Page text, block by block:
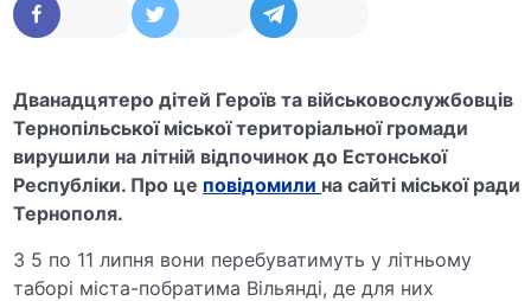
Дванадцятеро дітей Героїв та військовослужбовців
Тернопільської міської територіальної громади
вирушили на літній відпочинок до Естонської
Республіки. Про це повідомили на сайті міської ради
Тернополя.
З 5 по 11 липня вони перебуватимуть у літньому
таборі міста-побратима Вільянді, де для них